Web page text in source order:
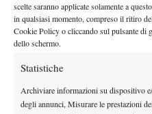
scelte saranno applicate solamente a
in qualsiasi momento, compreso il ritiro
Cookie Policy o cliccando sul pulsante di
dello schermo.
Statistiche
Archiviare informazioni su dispositivo
degli annunci, Misurare le prestazioni
è stato poco clemente con i
rispettivamente, Jannik
tuttavia, che Safiullin è già
E Mochizuki, dal canto suo,
juniores, il che dimostra che
esprimere il suo miglior tennis.